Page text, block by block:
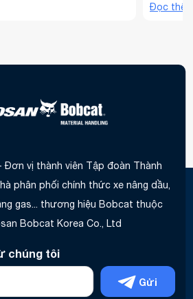
thuật viên giàu kinh
có kế
Đọc thêm
vị thành viên Tập đoàn Thành
phân phối chính thức xe nâng dầu,
gas... thương hiệu Bobcat thuộc
Bobcat Korea Co., Ltd
chúng tôi
Gửi